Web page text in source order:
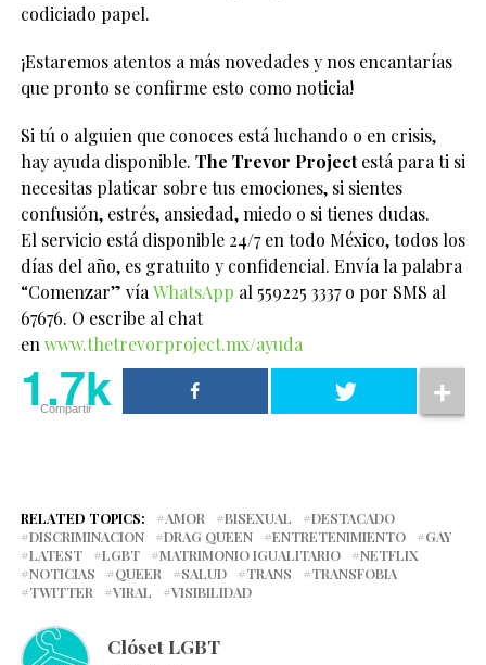
codiciado papel.
¡Estaremos atentos a más novedades y nos encantarías
que pronto se confirme esto como noticia!
Si tú o alguien que conoces está luchando o en crisis,
hay ayuda disponible. The Trevor Projectestá para ti si
necesitas platicar sobre tus emociones, si sientes
confusión, estrés, ansiedad, miedo o si tienes dudas.
El servicio está disponible 24/7 en todo México, todos los
días del año, es gratuito y confidencial. Envía la palabra
“Comenzar” vía WhatsApp al 559225 3337 o por SMS al
67676. O escribe al chat
en www.thetrevorproject.mx/ayuda
1.7k
Compartir
RELATED TOPICS: AMOR BISEXUAL
DESTACADO
DISCRIMINACION
DRAG QUEEN ENTRETENIMIENTO
GAY
LATEST
LGBT MATRIMONIO IGUALITARIO
NETFLIX
NOTICIAS
QUEER SALUD TRANS
TRANSFOBIA
TWITTER
VIRAL VISIBILIDAD
Clóset LGBT